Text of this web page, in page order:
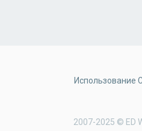
2007-2025 © ED
Использование